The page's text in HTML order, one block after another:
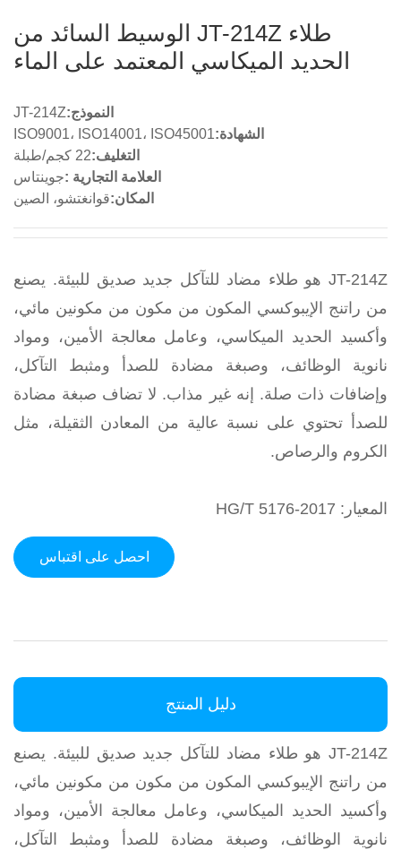
طلاء JT-214Z الوسيط السائد من
الحديد الميكاسي المعتمد على الماء
النموذج:JT-214Z
الشهادة:ISO9001، ISO14001، ISO45001
التغليف:22 كجم/طبلة
العلامة التجارية :جوينتاس
المكان:قوانغتشو، الصين
JT-214Z هو طلاء مضاد للتآكل جديد صديق للبيئة. يصنع
من راتنج الإيبوكسي المكون من مكون من مكونين مائي،
وأكسيد الحديد الميكاسي، وعامل معالجة الأمين، ومواد
نانوية الوظائف، وصبغة مضادة للصدأ ومثبط التآكل،
وإضافات ذات صلة. إنه غير مذاب. لا تضاف صبغة مضادة
للصدأ تحتوي على نسبة عالية من المعادن الثقيلة، مثل
الكروم والرصاص.
المعيار: HG/T 5176-2017
احصل على اقتباس
دليل المنتج
JT-214Z هو طلاء مضاد للتآكل جديد صديق للبيئة. يصنع
من راتنج الإيبوكسي المكون من مكون من مكونين مائي،
وأكسيد الحديد الميكاسي، وعامل معالجة الأمين، ومواد
نانوية الوظائف، وصبغة مضادة للصدأ ومثبط التآكل،